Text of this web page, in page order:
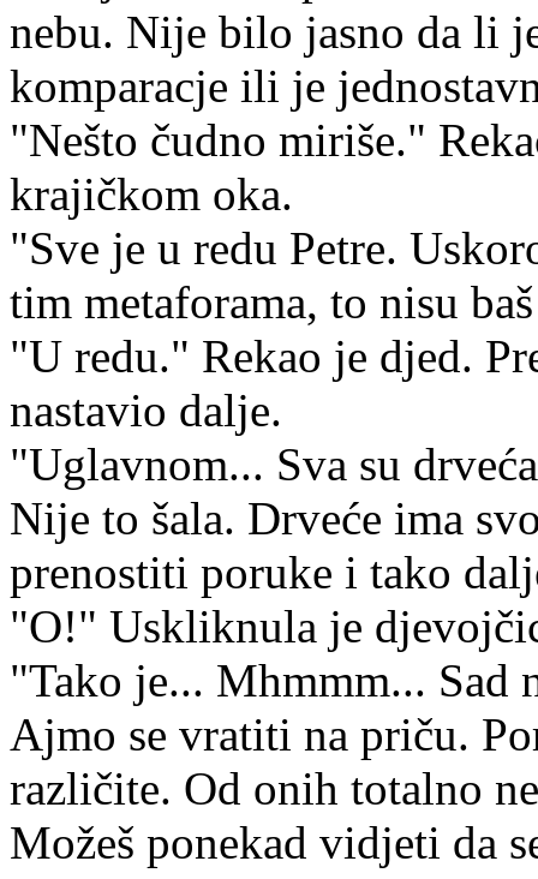
nebu. Nije bilo jasno da li
komparacje ili je
"Nešto čudno miriše."
krajičkom oka.
"Sve je u redu Petre.
tim metaforama, to nisu
"U redu." Rekao je djed.
nastavio dalje.
"Uglavnom... Sva su
Nije to šala. Drveće ima
prenostiti poruke i tako
"O!" Uskliknula je
"Tako je... Mhmmm... Sad
Ajmo se vratiti na priču.
različite. Od onih totalno
Možeš ponekad vidjeti da